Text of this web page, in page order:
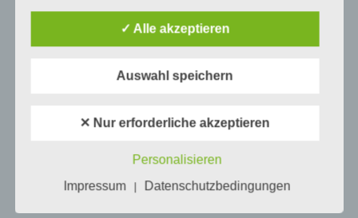
a) personenbezogene Daten
Informationen, die sich auf eine identifizierte
Folgenden „betroffene Person") beziehen.
Person angesehen, die direkt oder indirekt,
✓ Alle akzeptieren
Auswahl speichern
✕ Nur erforderliche akzeptieren
Personalisieren
Impressum
| Datenschutzbedingungen